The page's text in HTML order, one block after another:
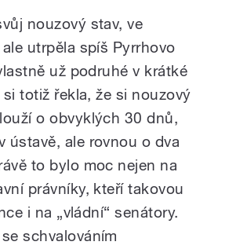
nouzový stav, ve
utrpěla spíš Pyrrhovo
už podruhé v krátké
totiž řekla, že si nouzový
o obvyklých 30 dnů,
ústavě, ale rovnou o dva
to bylo moc nejen na
právníky, kteří takovou
i na „vládní“ senátory.
schvalováním